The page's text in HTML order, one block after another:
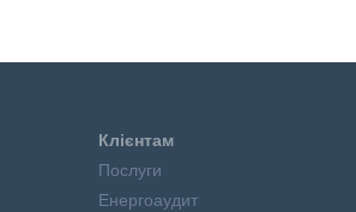
Клієнтам
Послуги
Енергоаудит